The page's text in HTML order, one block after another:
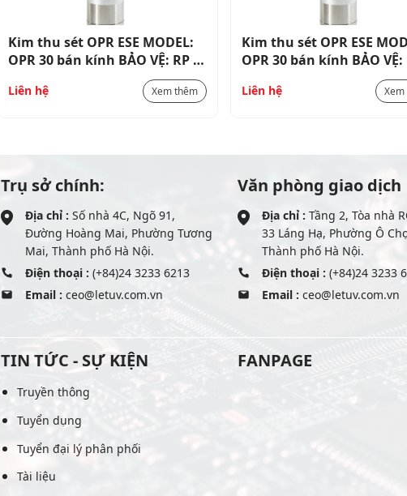
Kim thu sét OPR ESE MODEL:
OPR 30 bán kính BẢO VỆ: RP =
71 MÉT (cấp IV) bao gồm khớp
nối bằng đồng
Liên hệ Xem thêm
Kim thu sét OPR ESE
OPR 30 bán kính BẢO VỆ:
71 MÉT (cấp IV) bao gồm
nối bằng đồng
Liên hệ
Trụ sở chính:
Địa chỉ : Số nhà 4C, Ngõ 91,
Đường Hoàng Mai, Phường Tương
Mai, Thành phố Hà Nội.
Điện thoại : (+84)24 3233 6213
Email : ceo@letuv.com.vn
Văn phòng giao dịch
Địa chỉ : Tầng 2, Tòa nhà
33 Láng Hạ, Phường Ô
Thành phố Hà Nội.
Điện thoại : (+84)24 3233
Email : ceo@letuv.com.vn
TIN TỨC - SỰ KIỆN
Truyền thông
Tuyển dụng
Tuyển đại lý phân phối
Tài liệu
FANPAGE